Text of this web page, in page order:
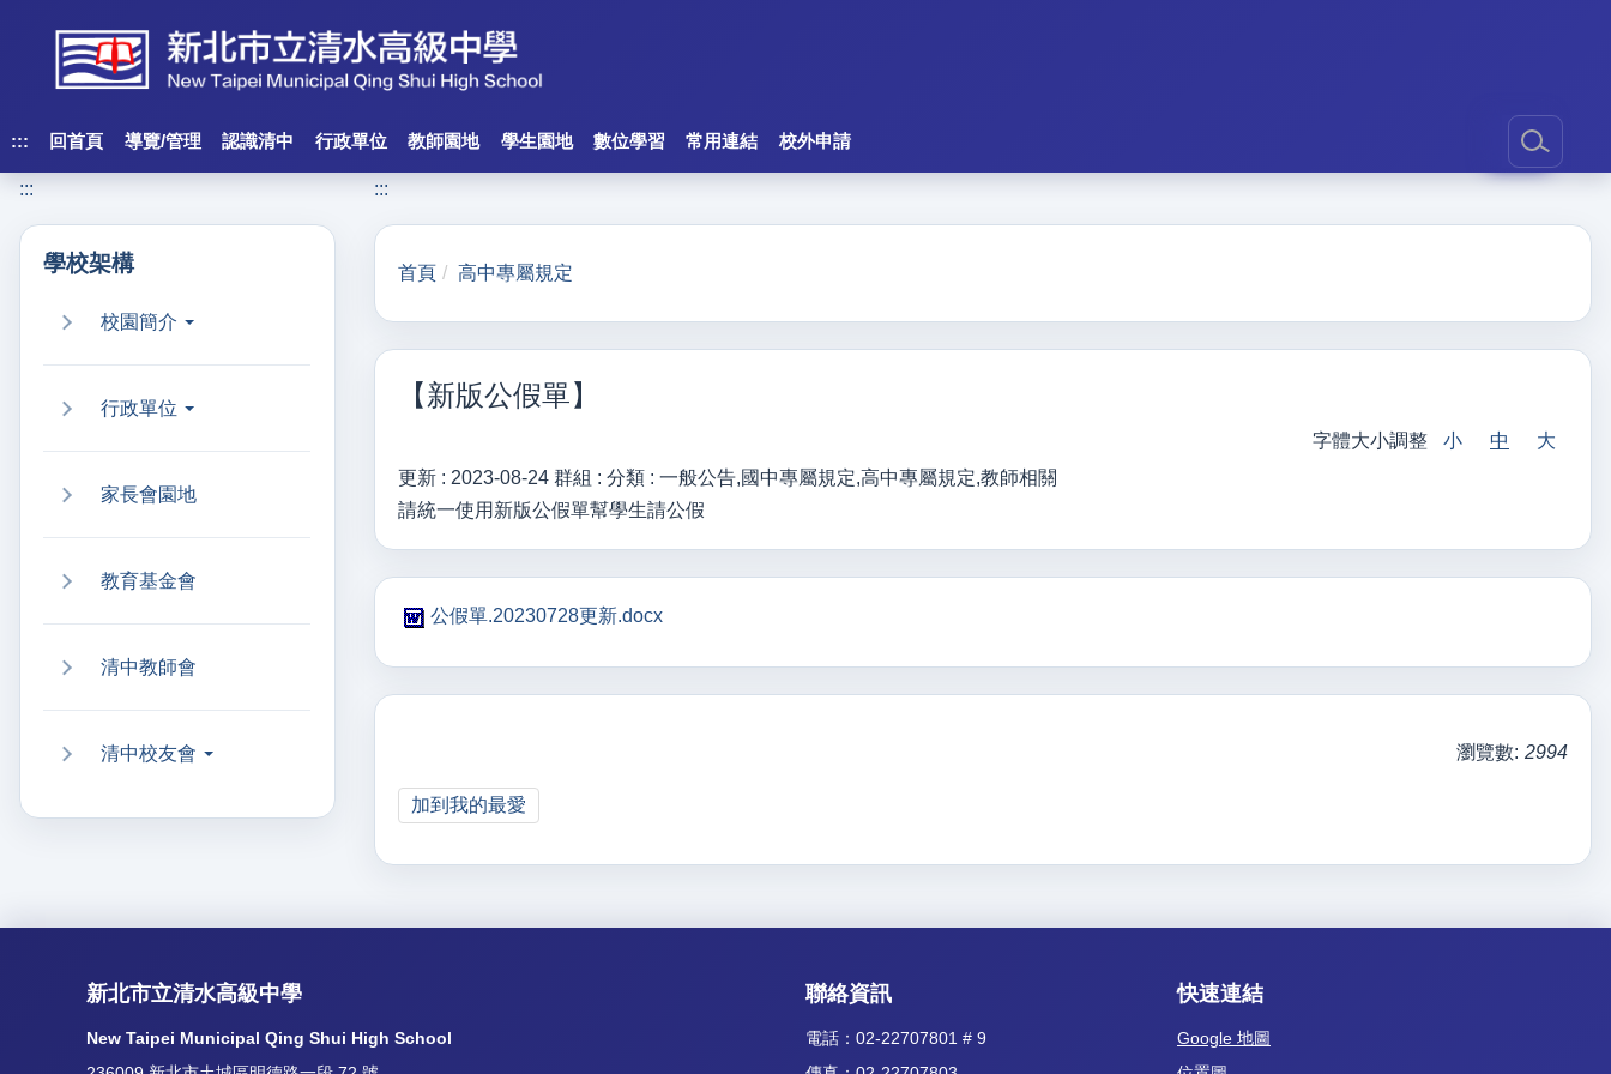
內
區
塊
::: 回首頁 導覽/管理 認識清中 行政單位 教師園地 學生園地 數位學習 常用連結 校外申請
:::
學校架構
校園簡介
行政單位
家長會園地
教育基金會
清中教師會
清中校友會
:::
首頁 高中專屬規定
【新版公假單】
字體大小調整 小 中
大
更新 :2023-08-24群組 :分類 :一般公告,國中專屬規定,高中專屬規定,教師相關
請統一使用新版公假單幫學生請公假
公假單.20230728更新.docx
瀏覽數: 2994
加到我的最愛
新北市立清水高級中學
New Taipei Municipal Qing Shui High School
聯絡資訊
電話：02-22707801 # 9
快速連結
Google 地圖